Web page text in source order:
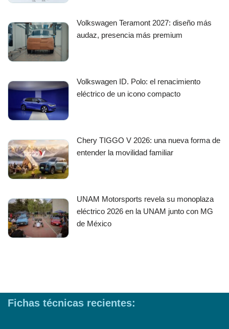
Volkswagen Teramont 2027: diseño más
audaz, presencia más premium
Volkswagen ID. Polo: el renacimiento
eléctrico de un icono compacto
Chery TIGGO V 2026: una nueva forma de
entender la movilidad familiar
UNAM Motorsports revela su monoplaza
eléctrico 2026 en la UNAM junto con MG
de México
Fichas técnicas recientes: